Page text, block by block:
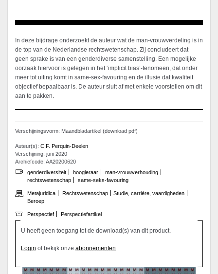
In deze bijdrage onderzoekt de auteur wat de man-vrouwverdeling is in
de top van de Nederlandse rechtswetenschap. Zij concludeert dat
geen sprake is van een genderdiverse samenstelling. Een mogelijke
oorzaak hiervoor is gelegen in het ‘implicit bias’-fenomeen, dat onder
meer tot uiting komt in same-sex-favouring en de illusie dat kwaliteit
objectief bepaalbaar is. De auteur sluit af met enkele voorstellen om dit
aan te pakken.
Verschijningsvorm: Maandbladartikel (download pdf)
Auteur(s): C.F. Perquin-Deelen
Verschijning: juni 2020
Archiefcode: AA20200620
genderdiversiteit
hoogleraar
man-vrouwverhouding
rechtswetenschap
same-seks-favouring
Metajuridica Rechtswetenschap
Studie, carrière, vaardigheden
Beroep
Perspectief Perspectiefartikel
U heeft geen toegang tot de download(s) van dit product.
Login of bekijk onze abonnementen